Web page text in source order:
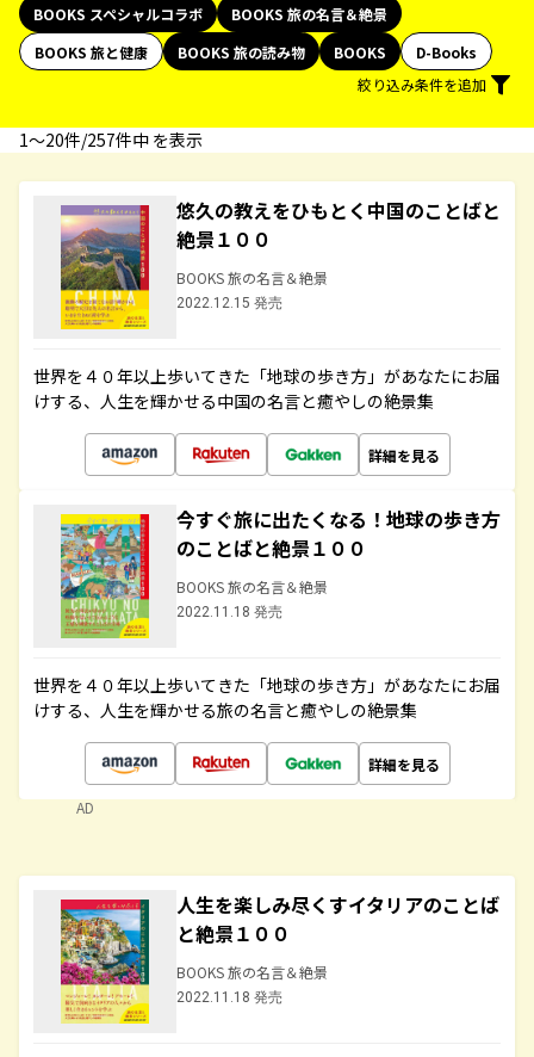
BOOKS スペシャルコラボ
BOOKS 旅の名言＆絶景
BOOKS 旅と健康
BOOKS 旅の読み物 BOOKS
D-Books
絞り込み条件を追加
1〜20件/257件中 を表示
悠久の教えをひもとく中国のことばと
絶景１００
BOOKS 旅の名言＆絶景
2022.12.15 発売
世界を４０年以上歩いてきた「地球の歩き方」があなたにお届
けする、人生を輝かせる中国の名言と癒やしの絶景集
詳細を見る
今すぐ旅に出たくなる！地球の歩き方
のことばと絶景１００
BOOKS 旅の名言＆絶景
2022.11.18 発売
世界を４０年以上歩いてきた「地球の歩き方」があなたにお届
けする、人生を輝かせる旅の名言と癒やしの絶景集
詳細を見る
AD
人生を楽しみ尽くすイタリアのことば
と絶景１００
BOOKS 旅の名言＆絶景
2022.11.18 発売